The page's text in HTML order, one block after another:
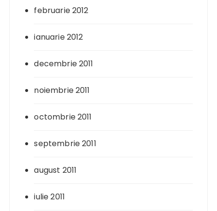
februarie 2012
ianuarie 2012
decembrie 2011
noiembrie 2011
octombrie 2011
septembrie 2011
august 2011
iulie 2011